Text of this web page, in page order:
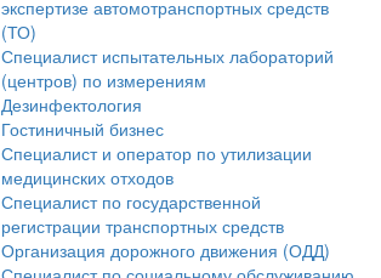
экспертизе автомотранспортных средств
(ТО)
Специалист испытательных лабораторий
(центров) по измерениям
Дезинфектология
Гостиничный бизнес
Специалист и оператор по утилизации
медицинских отходов
Специалист по государственной
регистрации транспортных средств
Организация дорожного движения (ОДД)